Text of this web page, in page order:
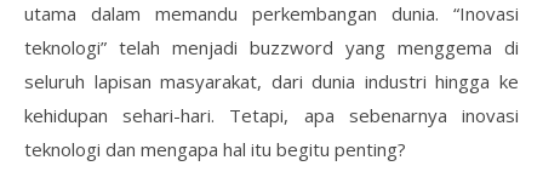
utama dalam memandu perkembangan dunia. “Inovasi
teknologi” telah menjadi buzzword yang menggema di
seluruh lapisan masyarakat, dari dunia industri hingga ke
kehidupan sehari-hari. Tetapi, apa sebenarnya inovasi
teknologi dan mengapa hal itu begitu penting?